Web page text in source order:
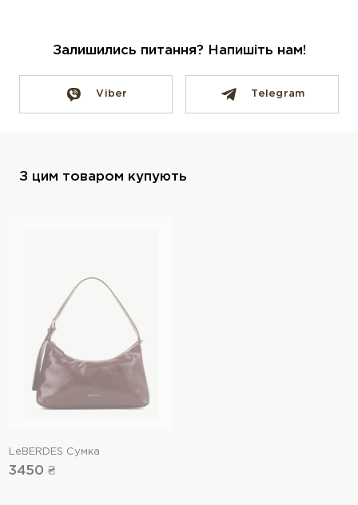
Залишились питання? Напишіть нам!
Viber Telegram
З цим товаром купують
LeBERDES Сумка
3450 ₴